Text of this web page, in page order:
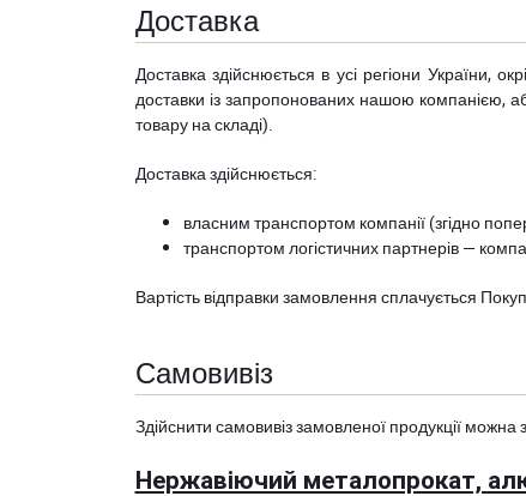
Доставка
Доставка здійснюється в усі регіони України,
доставки із запропонованих нашою компанією,
товару на складі).
Доставка здійснюється:
власним транспортом компанії (згідно
транспортом логістичних партнерів —
Вартість відправки замовлення сплачується
Самовивіз
Здійснити самовивіз замовленої продукції
Нержавіючий металопрокат,